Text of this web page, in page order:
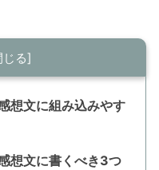
想文に組み込みやす
想文に書くべき3つ